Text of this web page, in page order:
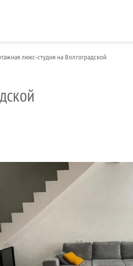
люкс-студия на Волгоградской